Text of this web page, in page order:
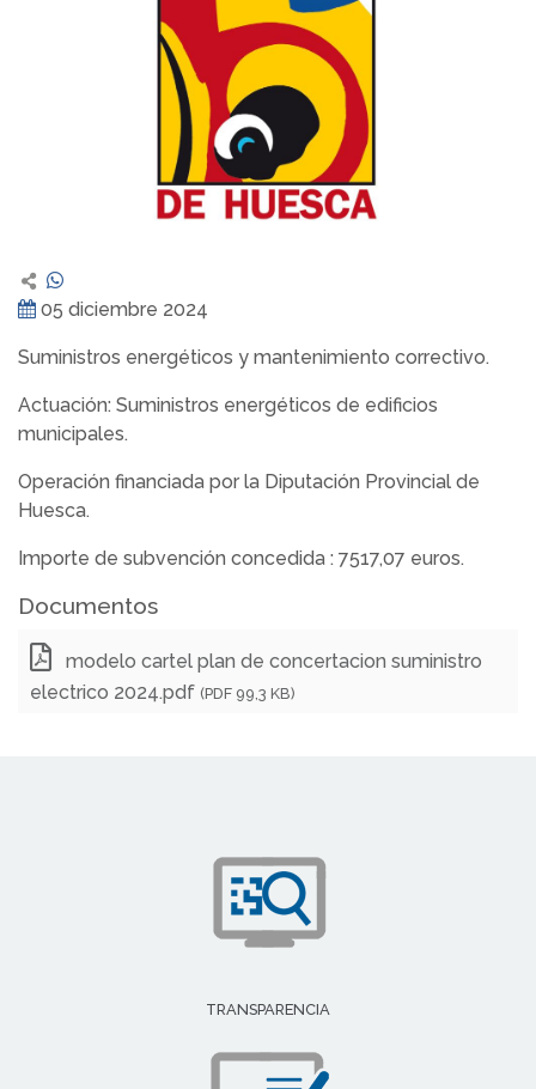
05 diciembre 2024
Suministros energéticos y mantenimiento correctivo.
Actuación: Suministros energéticos de edificios
municipales.
Operación financiada por la Diputación Provincial de
Huesca.
Importe de subvención concedida : 7517,07 euros.
Documentos
modelo cartel plan de concertacion suministro
electrico 2024.pdf (PDF 99,3 KB)
TRANSPARENCIA